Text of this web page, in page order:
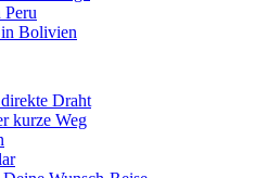
Bolivien
Draht
kurze Weg